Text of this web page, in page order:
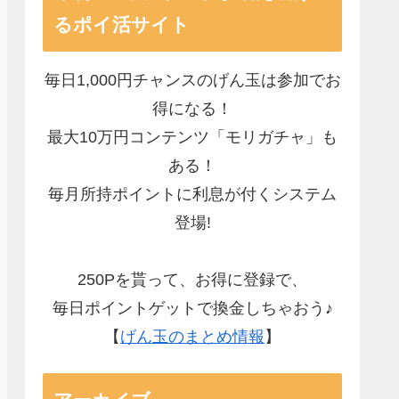
るポイ活サイト
毎日1,000円チャンスのげん玉は参加でお
得になる！
最大10万円コンテンツ「モリガチャ」も
ある！
毎月所持ポイントに利息が付くシステム
登場!
250Pを貰って、お得に登録で、
毎日ポイントゲットで換金しちゃおう♪
【 げん玉のまとめ情報 】